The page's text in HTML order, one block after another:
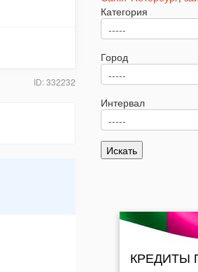
ID: 332232
Категория
Город
Интервал
КРЕДИТЫ